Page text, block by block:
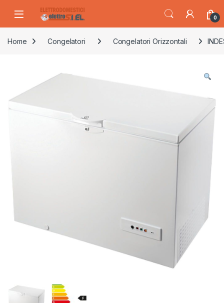
0
Home Congelatori Congelatori Orizzontali